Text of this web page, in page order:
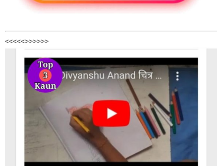
<<<<<>>>>>>